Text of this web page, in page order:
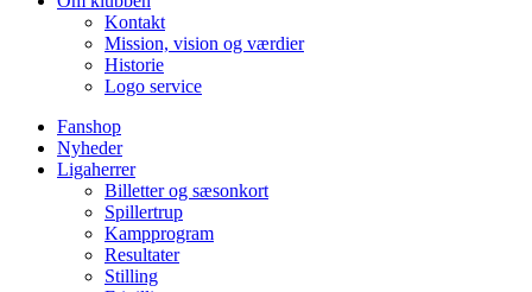
Kontakt
Mission, vision og værdier
Historie
Logo service
Fanshop
Nyheder
Ligaherrer
Billetter og sæsonkort
Spillertrup
Kampprogram
Resultater
Stilling